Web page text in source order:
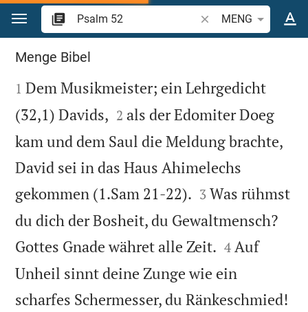
Zum Inhalt springen
Bibelstelle oder
MENG
Psalm 52
Menge Bibel

1 Dem Musikmeister; ein Lehrgedicht
(32,1) Davids, 

2 als der Edomiter Doeg
kam und dem Saul die Meldung brachte,
David sei in das Haus Ahimelechs
gekommen (1.Sam 21-22). 

3 Was rühmst
du dich der Bosheit, du Gewaltmensch?
Gottes Gnade währet alle Zeit. 

4 Auf
Unheil sinnt deine Zunge wie ein
scharfes Schermesser, du Ränkeschmied!